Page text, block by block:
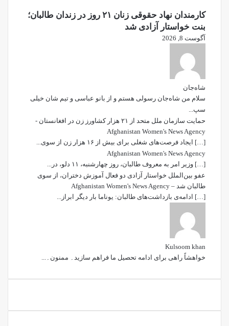
کارمندان نهاد حقوقی زنان ۲۱ روز در زندان طالبان؛
بنت خواستار آزادی شد
آگوست 8, 2026
شاه‌جان
سلام من شاه‌جان رسولی هستم و از بانو عباسی و تیم شان خیلی
سپ...
حمایت سازمان ملل متحد از ۲۱ هزار کشاورز زن در افغانستان -
Afghanistan Women's News Agency
[…] ایجاد فرصت‌های شغلی برای بیش از ۱۶ هزار زن از سوی...
Afghanistan Women's News Agency
[…] وزیر امر به معروف طالبان، روز چهارشنبه، ۱۱ دلو، در...
عفو بین‌الملل خواستار آزادی دو فعال آموزش دختران، از سوی
طالبان شد – Afghanistan Women's News Agency
[…] ادامه‌ی بازداشت‌های طالبان: یوناما بار دیگر ابراز...
Kulsoom khan
خواھشاً راھی برای ادامه تحصیل ما فراھم سازید۔ ممنون۔...